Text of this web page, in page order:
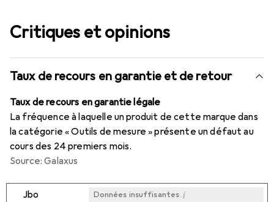
Critiques et opinions
Taux de recours en garantie et de retour
Taux de recours en garantie légale
La fréquence à laquelle un produit de cette marque dans
la catégorie « Outils de mesure » présente un défaut au
cours des 24 premiers mois.
Source: Galaxus
Jbo Données insuffisantes i